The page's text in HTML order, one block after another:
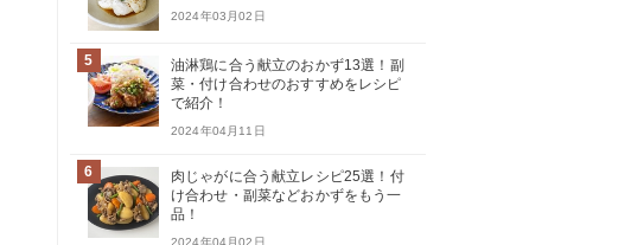
2024年03月02日
5
油淋鶏に合う献立のおかず13選！副
菜・付け合わせのおすすめをレシピ
で紹介！
2024年04月11日
6
肉じゃがに合う献立レシピ25選！付
け合わせ・副菜などおかずをもう一
品！
2024年04月02日